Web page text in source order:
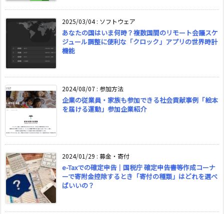
2025/03/04: ソフトウェア
あなたの国はいま何時？複数国間のリモート会議スケ
ジュール調整に便利な「クロック」アプリの世界時計
機能
2024/08/07 : 参加方法
企業の従業員・家族も参加できる社会貢献事例「絵本
を届ける運動」参加企業紹介
2024/01/29 : 募金・寄付
e-Taxでの確定申告｜国税庁 確定申告書等作成コーナ
ーで寄附金控除するとき「寄付の種類」はどれを選べ
ばいいの？